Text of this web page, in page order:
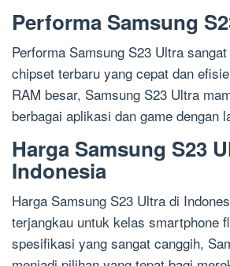
Performa Samsung
Performa Samsung S23 Ultra
chipset terbaru yang cepat dan
RAM besar, Samsung S23 Ultra
berbagai aplikasi dan game dengan
Harga Samsung S23
Indonesia
Harga Samsung S23 Ultra di
terjangkau untuk kelas smartphone
spesifikasi yang sangat canggih,